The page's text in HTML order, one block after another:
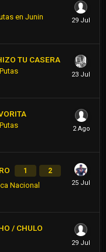
en Junin
TU CASERA
1 2
Nacional
/ CHULO